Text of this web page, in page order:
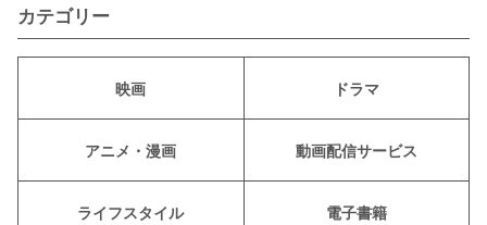
カテゴリー
映画 ドラマ
アニメ・漫画 動画配信サービス
ライフスタイル 電子書籍